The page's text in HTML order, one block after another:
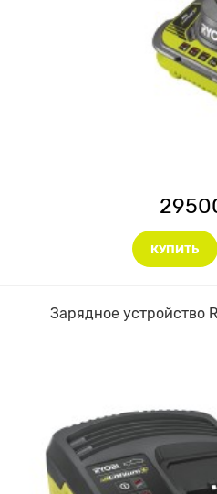
КУПИТЬ
Зарядное устройство